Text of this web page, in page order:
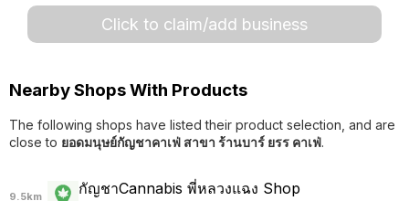
Click to claim/add business
Nearby Shops With Products
The following shops have listed their product selection, and are
close to ยอดมนุษย์กัญชาคาเฟ่ สาขา ร้านบาร์ ยรร คาเฟ่.
9.5km กัญชาCannabis พี่หลวงแฉง Shop